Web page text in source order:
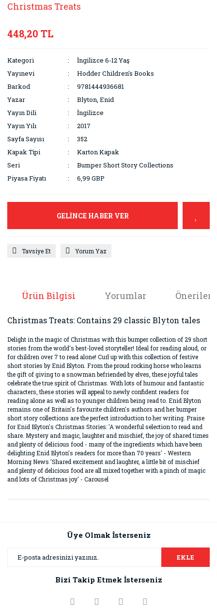
Christmas Treats
448,20 TL
Kategori
İngilizce 6-12 Yaş
Yayınevi
Hodder Children's Books
Barkod
9781444936681
Yazar
Blyton, Enid
Yayın Dili
İngilizce
Yayın Yılı
2017
Sayfa Sayısı
352
Kapak Tipi
Karton Kapak
Seri
Bumper Short Story Collections
Piyasa Fiyatı
6,99 GBP
GELİNCE HABER VER
Tavsiye Et Yorum Yaz
Ürün Bilgisi Yorumlar
Christmas Treats: Contains 29 classic Blyton tales
Delight in the magic of Christmas with this bumper collection of 29 short
stories from the world's best-loved storyteller! Ideal for reading aloud, or
for children over 7 to read alone! Curl up with this collection of festive
short stories by Enid Blyton. From the proud rocking horse who learns
the gift of giving to a snowman befriended by elves, these joyful tales
celebrate the true spirit of Christmas. With lots of humour and fantastic
characters, these stories will appeal to newly confident readers for
reading alone as well as to younger children being read to. Enid Blyton
remains one of Britain's favourite children's authors and her bumper
short story collections are the perfect introduction to her writing. Praise
for Enid Blyton's Christmas Stories: 'A wonderful selection to read and
share. Mystery and magic, laughter and mischief, the joy of shared times
and plenty of delicious food - many of the ingredients which have been
delighting Enid Blyton's readers for more than 70 years' - Western
Morning News 'Shared excitement and laughter, a little bit of mischief
and plenty of delicious food are all mixed together with a pinch of magic
and lots of Christmas joy' - Carousel
Görüş ve önerileriniz için teşekkür ederiz.
Ürün resmi kalitesiz, bozuk veya görüntülenemiyor.
Ürün bilgilerinde hatalar bulunuyor.
Üye Olmak İsterseniz
EKLE
Bizi Takip Etmek İsterseniz